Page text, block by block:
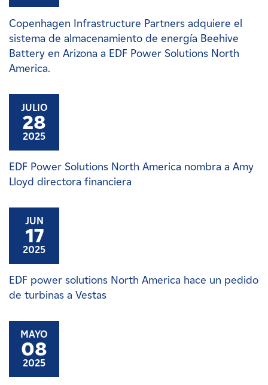
Copenhagen Infrastructure Partners adquiere el
sistema de almacenamiento de energía Beehive
Battery en Arizona a EDF Power Solutions North
America.
JULIO
28
2025
EDF Power Solutions North America nombra a Amy
Lloyd directora financiera
JUN
17
2025
EDF power solutions North America hace un pedido
de turbinas a Vestas
MAYO
08
2025